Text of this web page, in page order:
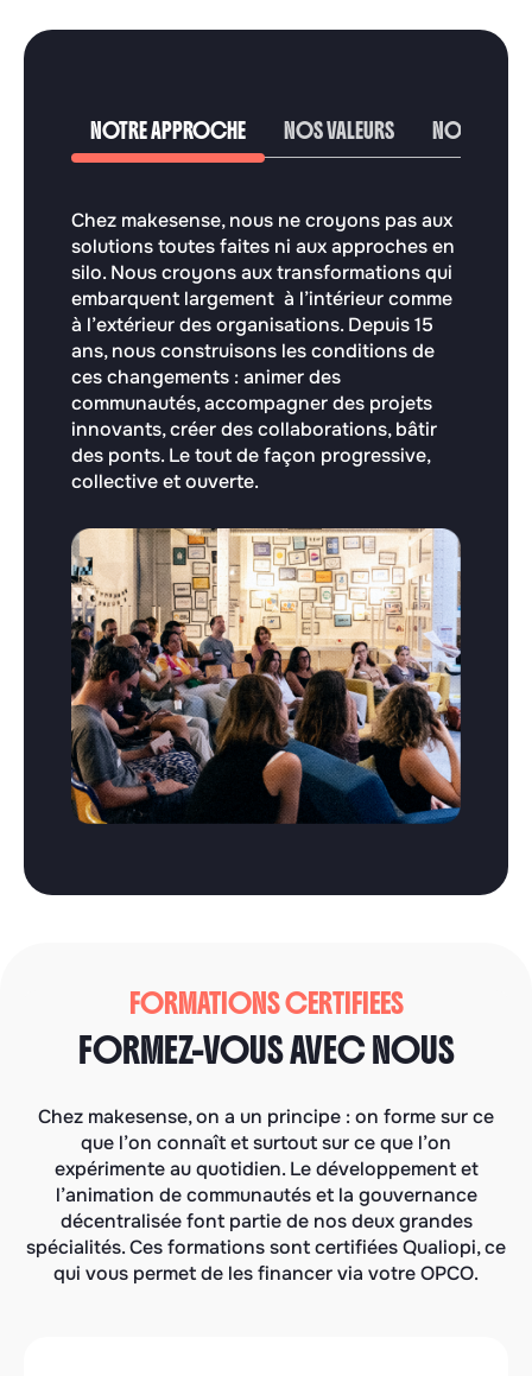
NOTRE APPROCHE NOS VALEURS NOS
Chez makesense, nous ne croyons pas aux
solutions toutes faites ni aux approches en
silo. Nous croyons aux transformations qui
embarquent largement à l’intérieur comme
à l’extérieur des organisations. Depuis 15
ans, nous construisons les conditions de
ces changements : animer des
communautés, accompagner des projets
innovants, créer des collaborations, bâtir
des ponts. Le tout de façon progressive,
collective et ouverte.
FORMATIONS CERTIFIÉES
FORMEZ-VOUS AVEC NOUS
Chez makesense, on a un principe : on forme sur ce
que l’on connaît et surtout sur ce que l’on
expérimente au quotidien. Le développement et
l’animation de communautés et la gouvernance
décentralisée font partie de nos deux grandes
spécialités. Ces formations sont certifiées Qualiopi, ce
qui vous permet de les financer via votre OPCO.